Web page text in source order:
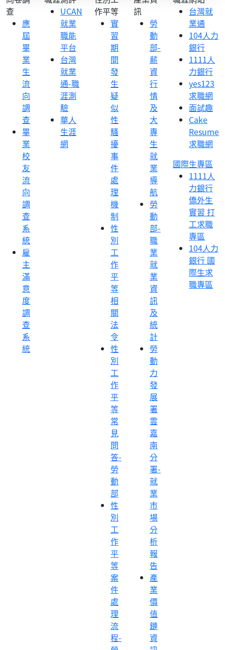
查
應
屆
畢
業
生
流
向
調
查
畢
業
校
友
流
向
調
查
系
統
雇
主
滿
意
度
調
查
系
統
UCAN
就業
職能
平台
台灣
就業
通-職
涯測
驗
華人
生涯
網
作平等
實
習
期
間
發
生
疑
似
性
騷
擾
事
件
處
理
機
制
性
別
工
作
平
等
相
關
法
令
性
別
工
作
平
等
常
見
問
答-
勞
動
部
性
別
工
作
平
等
案
件
處
理
流
程-
訊
勞
動
部-
薪
資
行
情
及
大
專
生
就
業
導
航
勞
動
部-
職
業
就
業
資
訊
及
統
計
勞
動
力
發
展
署
雲
嘉
南
分
署-
就
業
市
場
分
析
報
告
產
業
價
值
鏈
資
台灣就
業通
104人力
銀行
1111人
力銀行
yes123
求職網
面試趣
Cake
Resume
求職網
國際生專區
1111人
力銀行
僑外生
實習 打
工求職
專區
104人力
銀行 國
際生求
職專區